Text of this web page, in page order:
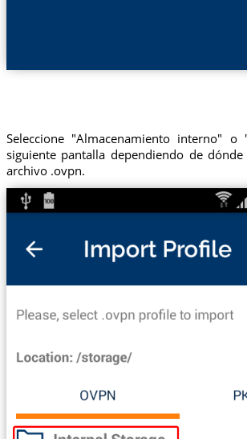
Seleccione "Almacenamiento interno"
siguiente pantalla dependiendo de
archivo .ovpn.